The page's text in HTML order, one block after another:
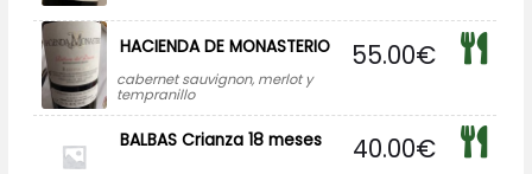
HACIENDA DE MONASTERIO
cabernet sauvignon, merlot y
tempranillo
55.00€
BALBAS Crianza 18 meses 40.00€